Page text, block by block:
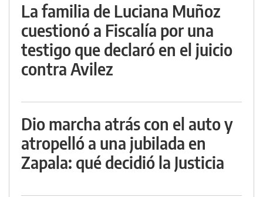
La familia de Luciana Muñoz
cuestionó a Fiscalía por una
testigo que declaró en el juicio
contra Avilez
Dio marcha atrás con el auto y
atropelló a una jubilada en
Zapala: qué decidió la Justicia